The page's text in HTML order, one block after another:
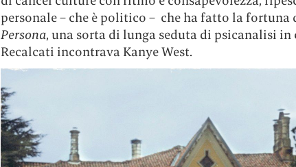
personale – che è politico – che ha fatto la fortuna
Persona, una sorta di lunga seduta di psicanalisi in
Recalcati incontrava Kanye West.